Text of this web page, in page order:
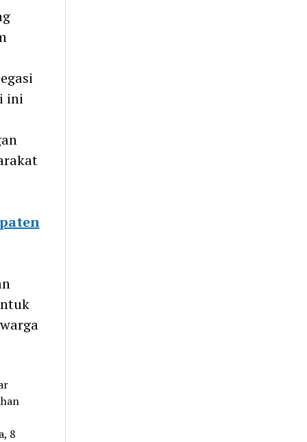
ini
8